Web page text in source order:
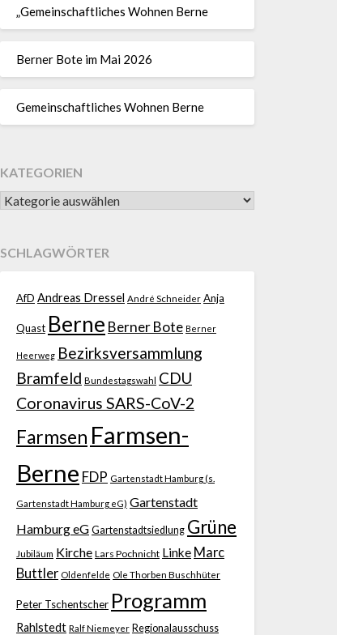
„Gemeinschaftliches Wohnen Berne
Berner Bote im Mai 2026
Gemeinschaftliches Wohnen Berne
KATEGORIEN
SCHLAGWÖRTER
AfD Andreas Dressel André Schneider Anja
Quast Berne Berner Bote Berner
Heerweg Bezirksversammlung
Bramfeld Bundestagswahl CDU
Coronavirus SARS-CoV-2
Farmsen Farmsen-
Berne FDP Gartenstadt Hamburg (s.
Gartenstadt Hamburg eG) Gartenstadt
Hamburg eG Gartenstadtsiedlung Grüne
Jubiläum Kirche Lars Pochnicht Linke Marc
Buttler Oldenfelde Ole Thorben Buschhüter
Peter Tschentscher Programm
Rahlstedt Ralf Niemeyer Regionalausschuss